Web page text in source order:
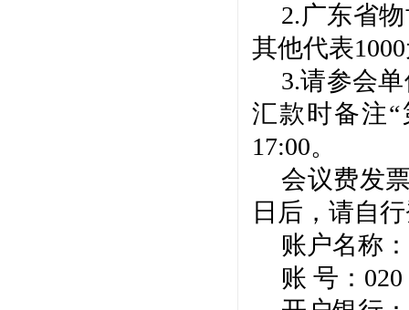
2.广东省
其他代表
3.请参会
汇款时备注
17:00。
会议费发
日后，请自
账户名称
账 号：